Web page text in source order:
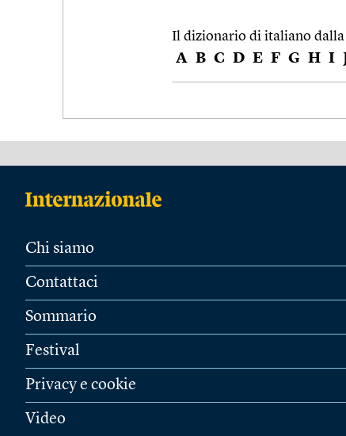
Il dizionario di italiano dalla
A B C D E F G H I
Chi siamo
Contattaci
Sommario
Festival
Privacy e cookie
Video